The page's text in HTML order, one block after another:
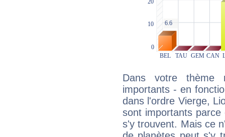
Dans votre thème
importants - en
dans l'ordre Vierge,
sont importants parce
s'y trouvent. Mais ce